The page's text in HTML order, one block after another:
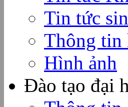
Tin tức
Thông tin
Hình ảnh
Đào tạo đại